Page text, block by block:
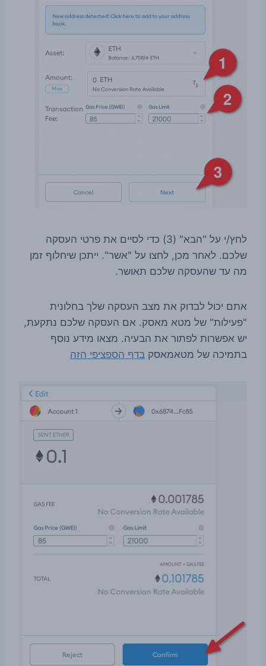
לחץ/י על "הבא" (3) כדי לסיים את פרטי העסקה
שלכם. לאחר מכן, לחצו על "אשר". ייתכן שיחלוף זמן
מה עד שהעסקה שלכם תאושר.
אתם יכול לבדוק את מצב העסקה שלך בחלונית
"פעילות" של מטא מאסק. אם העסקה שלכם נתקעת,
יש אפשרות לפתור את הבעיה. מצאו מידע נוסף
בתמיכה של מטאמאסק בדף הספציפי הזה